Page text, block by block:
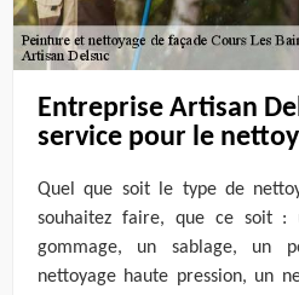
Entreprise Artisan
service pour le
Quel que soit le type de
souhaitez faire, que ce soit :
gommage, un sablage, un
nettoyage haute pression, un